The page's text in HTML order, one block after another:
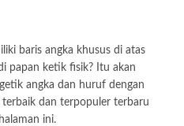
baris angka khusus di atas
papan ketik fisik? Itu akan
angka dan huruf dengan
dan terpopuler terbaru
ini.